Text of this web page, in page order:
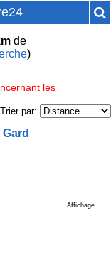
de
)
les
Trier par:
Affichage